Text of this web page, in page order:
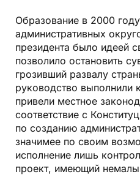
Образование в 2000
административных
президента было идеей
позволило остановить
грозивший развалу
руководство выполнили
привели местное
соответствие с
по созданию
значимее по своим
исполнение лишь
проект, имеющий